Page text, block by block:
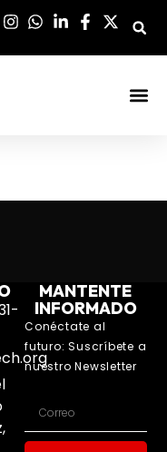
MANTENTE
INFORMADO
Conéctate al
futuro: Suscríbete a
nuestro Newsletter